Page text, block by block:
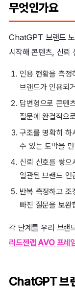
무엇인가요
ChatGPT 브랜드 노
시작해 콘텐츠, 신뢰
인용 현황을 측
브랜드가 인용되
답변형으로 콘텐
질문에 완결적으
구조를 명확히
수 있는 토막을
신뢰 신호를 쌓으
일관된 브랜드 언
반복 측정하고 조
빠진 질문을 보완
각 단계를 우리 브랜
리드젠랩 AVO 프레
ChatGPT 브